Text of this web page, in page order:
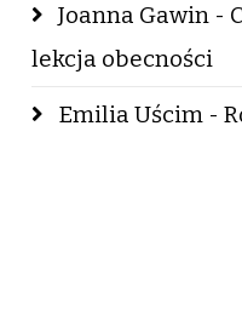
Joanna Gawin -
lekcja obecności
Emilia Uścim -